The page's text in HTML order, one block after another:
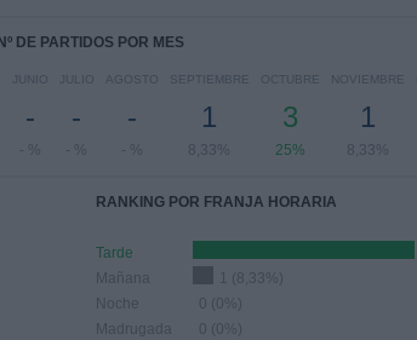
Nº DE PARTIDOS POR MES
JUNIO
-
- %
JULIO
-
- %
AGOSTO
-
- %
SEPTIEMBRE
1
8,33%
OCTUBRE
3
25%
NOVIEMBRE
1
8,33%
RANKING POR FRANJA HORARIA
Tarde
Mañana
1 (8,33%)
Noche
0 (0%)
Madrugada
0 (0%)